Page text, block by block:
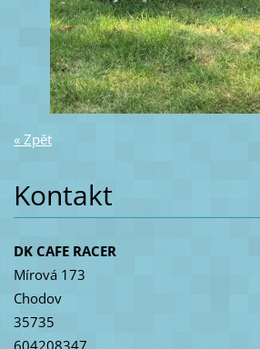
« Zpět
Kontakt
DK CAFE RACER
Mírová 173
Chodov
35735
604208347